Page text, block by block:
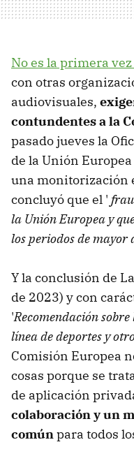
No es la primera
con otras
audiovisuales,
contundentes a la
pasado jueves la
de la Unión
una monitorización
concluyó que el '
la Unión Europea y
los periodos de
Y la conclusión de
de 2023) y con
'Recomendación
línea de deportes y
Comisión Europea
cosas porque se
de aplicación
colaboración y un
comúnpara todos